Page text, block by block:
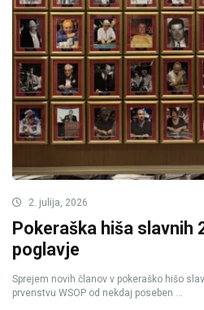
2. julija, 2026
Pokeraška hiša slavnih
poglavje
Sprejem novih članov v pokeraško hišo
prvenstvu WSOP od nekdaj poseben ...